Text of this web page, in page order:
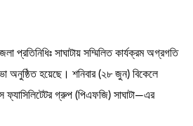
প্রতিনিধিঃ সাঘাটায় সম্মিলিত কার্যক্রম অগ্রগতি
অনুষ্ঠিত হয়েছে। শনিবার (২৮ জুন) বিকেলে
ফ্যাসিলিটেটর গ্রুপ (পিএফজি) সাঘাটা—এর